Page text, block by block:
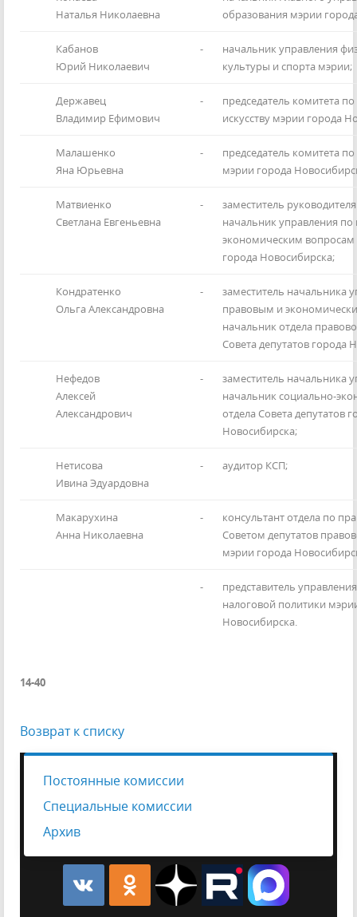
Наталья Николаевна
образования мэрии
Кабанов
Юрий Николаевич
-
начальник управления
культуры и спорта мэрии;
Державец
Владимир Ефимович
-
председатель комитета
искусству мэрии города
Малашенко
Яна Юрьевна
-
председатель комитета
мэрии города
Матвиенко
Светлана Евгеньевна
-
заместитель
начальник управления
экономическим вопросам
города Новосибирска;
Кондратенко
Ольга Александровна
-
заместитель начальника
правовым и
начальник отдела
Совета депутатов города
Нефедов
Алексей
Александрович
-
заместитель начальника
начальник социально-
отдела Совета депутатов
Новосибирска;
Нетисова
Ивина Эдуардовна
- аудитор КСП;
Макарухина
Анна Николаевна
-
консультант отдела по
Советом депутатов
мэрии города
-
представитель
налоговой политики
Новосибирска.
14-40
Возврат к списку
Постоянные комиссии
Специальные комиссии
Архив